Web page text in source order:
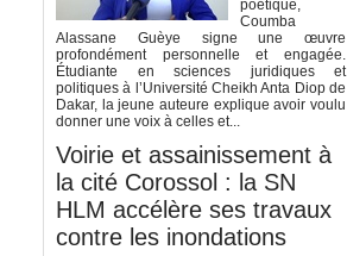
poétique,
Coumba
Alassane Guèye signe une œuvre
profondément personnelle et engagée.
Étudiante en sciences juridiques et
politiques à l’Université Cheikh Anta Diop de
Dakar, la jeune auteure explique avoir voulu
donner une voix à celles et...
Voirie et assainissement à
la cité Corossol : la SN
HLM accélère ses travaux
contre les inondations